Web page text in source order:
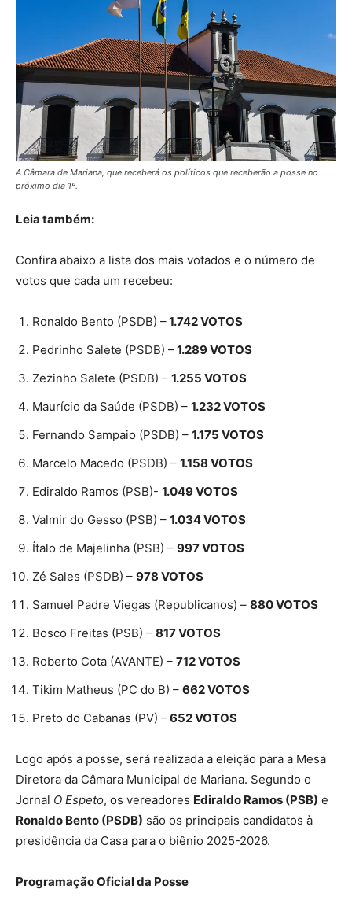
A Câmara de Mariana, que receberá os políticos que receberão a posse no
próximo dia 1º.
Leia também:
Confira abaixo a lista dos mais votados e o número de
votos que cada um recebeu:
Ronaldo Bento (PSDB) –1.742 VOTOS
Pedrinho Salete (PSDB) –1.289 VOTOS
Zezinho Salete (PSDB) – 1.255 VOTOS
Maurício da Saúde (PSDB) – 1.232 VOTOS
Fernando Sampaio (PSDB) – 1.175 VOTOS
Marcelo Macedo (PSDB) – 1.158 VOTOS
Ediraldo Ramos (PSB)- 1.049 VOTOS
Valmir do Gesso (PSB) – 1.034 VOTOS
Ítalo de Majelinha (PSB) – 997 VOTOS
Zé Sales (PSDB) – 978 VOTOS
Samuel Padre Viegas (Republicanos) – 880 VOTOS
Bosco Freitas (PSB) – 817 VOTOS
Roberto Cota (AVANTE) – 712 VOTOS
Tikim Matheus (PC do B) – 662 VOTOS
Preto do Cabanas (PV) –652 VOTOS
Logo após a posse, será realizada a eleição para a Mesa
Diretora da Câmara Municipal de Mariana. Segundo o
Jornal O Espeto, os vereadores Ediraldo Ramos (PSB) e
Ronaldo Bento (PSDB) são os principais candidatos à
presidência da Casa para o biênio 2025-2026.
Programação Oficial da Posse